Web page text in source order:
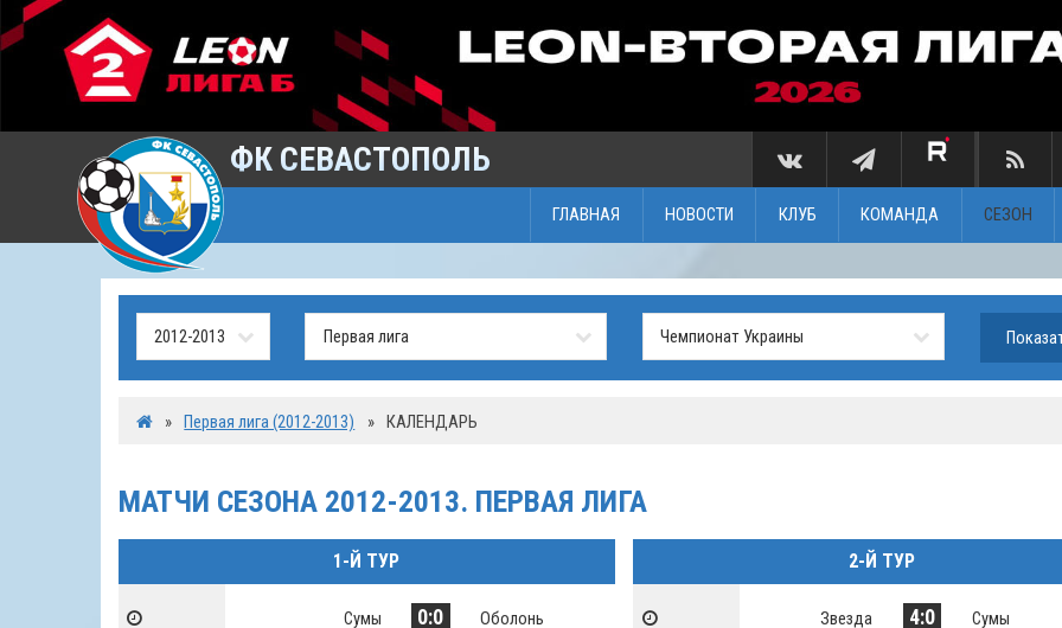
ФК СЕВАСТОПОЛЬ
ГЛАВНАЯ НОВОСТИ КЛУБ КОМАНДА СЕЗОН
» Первая лига (2012-2013) » КАЛЕНДАРЬ
МАТЧИ СЕЗОНА 2012-2013. ПЕРВАЯ ЛИГА
1-Й ТУР
Сумы 0:0 Оболонь
2-Й ТУР
Звезда 4:0 Сумы